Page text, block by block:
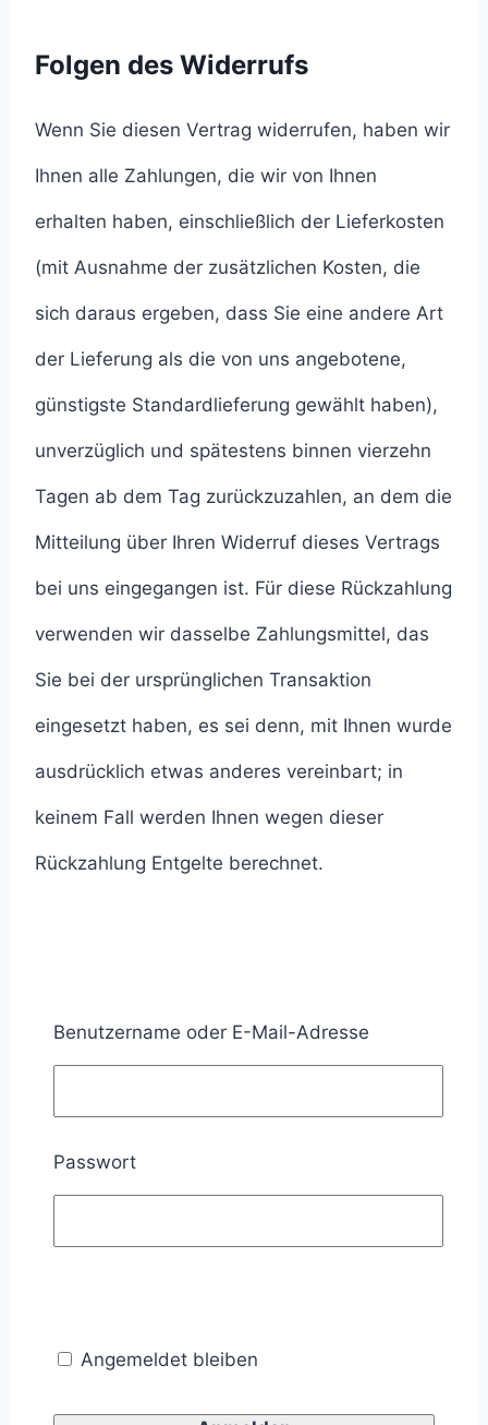
Folgen des Widerrufs
Wenn Sie diesen Vertrag widerrufen, haben wir
Ihnen alle Zahlungen, die wir von Ihnen
erhalten haben, einschließlich der Lieferkosten
(mit Ausnahme der zusätzlichen Kosten, die
sich daraus ergeben, dass Sie eine andere Art
der Lieferung als die von uns angebotene,
günstigste Standardlieferung gewählt haben),
unverzüglich und spätestens binnen vierzehn
Tagen ab dem Tag zurückzuzahlen, an dem die
Mitteilung über Ihren Widerruf dieses Vertrags
bei uns eingegangen ist. Für diese Rückzahlung
verwenden wir dasselbe Zahlungsmittel, das
Sie bei der ursprünglichen Transaktion
eingesetzt haben, es sei denn, mit Ihnen wurde
ausdrücklich etwas anderes vereinbart; in
keinem Fall werden Ihnen wegen dieser
Rückzahlung Entgelte berechnet.
(Wenn Sie den Vertrag widerrufen wollen, dann
füllen Sie bitte dieses Formular aus und senden
Benutzername oder E-Mail-Adresse
Passwort
Angemeldet bleiben